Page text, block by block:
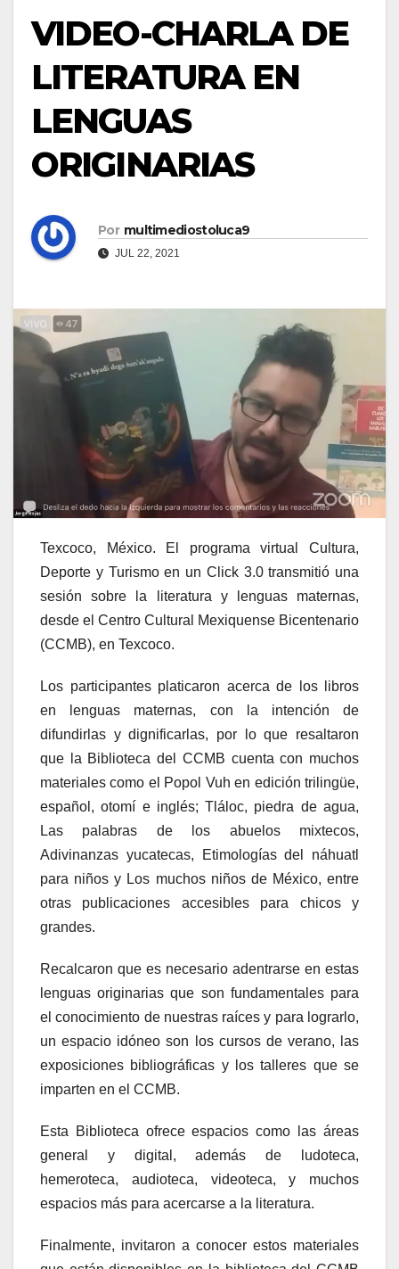
VIDEO-CHARLA DE
LITERATURA EN
LENGUAS
ORIGINARIAS
Por multimediostoluca9
JUL 22, 2021
Texcoco, México. El programa virtual Cultura,
Deporte y Turismo en un Click 3.0 transmitió una
sesión sobre la literatura y lenguas maternas,
desde el Centro Cultural Mexiquense Bicentenario
(CCMB), en Texcoco.
Los participantes platicaron acerca de los libros
en lenguas maternas, con la intención de
difundirlas y dignificarlas, por lo que resaltaron
que la Biblioteca del CCMB cuenta con muchos
materiales como el Popol Vuh en edición trilingüe,
español, otomí e inglés; Tláloc, piedra de agua,
Las palabras de los abuelos mixtecos,
Adivinanzas yucatecas, Etimologías del náhuatl
para niños y Los muchos niños de México, entre
otras publicaciones accesibles para chicos y
grandes.
Recalcaron que es necesario adentrarse en estas
lenguas originarias que son fundamentales para
el conocimiento de nuestras raíces y para lograrlo,
un espacio idóneo son los cursos de verano, las
exposiciones bibliográficas y los talleres que se
imparten en el CCMB.
Esta Biblioteca ofrece espacios como las áreas
general y digital, además de ludoteca,
hemeroteca, audioteca, videoteca, y muchos
espacios más para acercarse a la literatura.
Finalmente, invitaron a conocer estos materiales